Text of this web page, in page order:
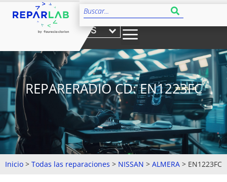
ES
REPARERADIO CD: EN1223FC
Inicio > Todas las reparaciones > NISSAN > ALMERA > EN1223FC